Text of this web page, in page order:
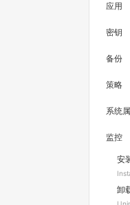
应用
密钥
备份
策略
系统
监控
安
卸